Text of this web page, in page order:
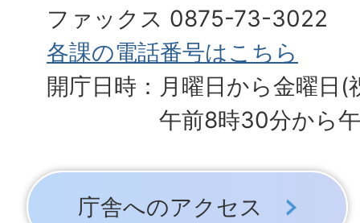
ファックス 0875-73-3022
各課の電話番号はこちら
開庁日時：月曜日から金曜日(
午前8時30分から
庁舎へのアクセス